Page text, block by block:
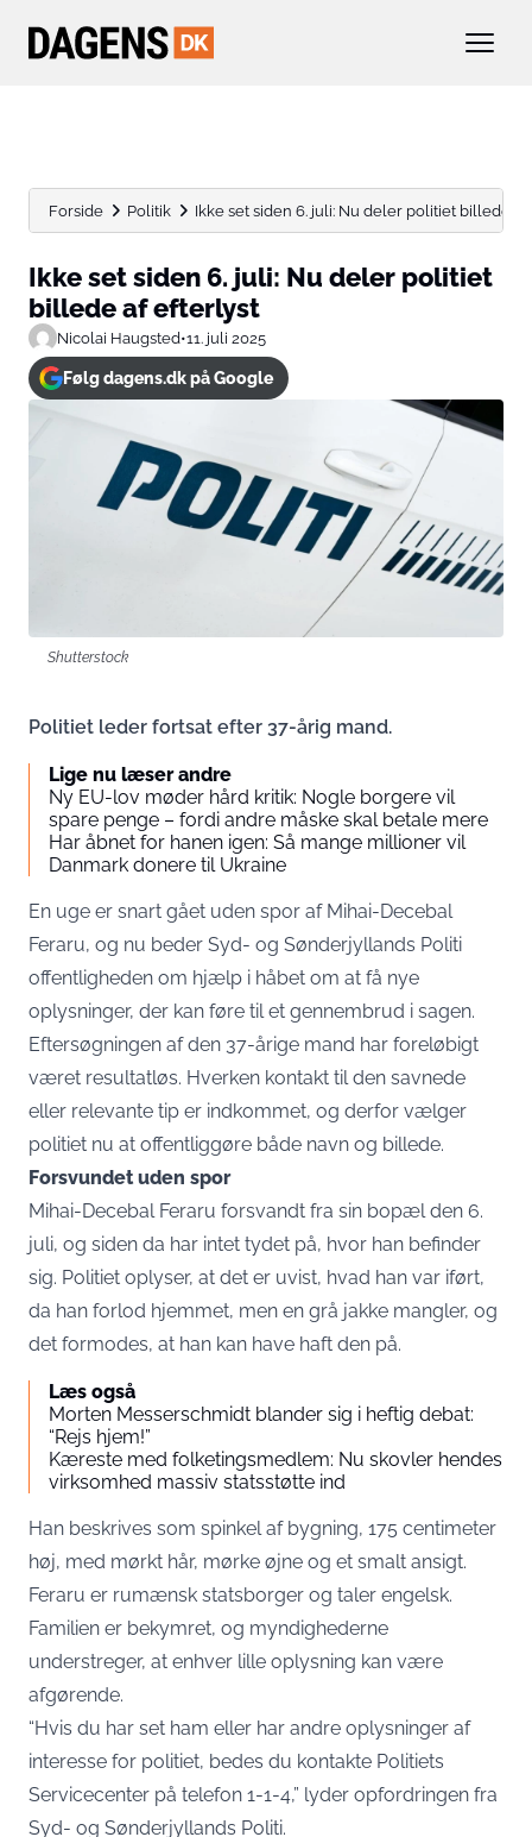
Forside Politik Ikke set siden 6. juli: Nu deler politiet billede
Ikke set siden 6. juli: Nu deler politiet
billede af efterlyst
Nicolai Haugsted•11. juli 2025
Følg dagens.dk på Google
Shutterstock
Politiet leder fortsat efter 37-årig mand.
Lige nu læser andre
Ny EU-lov møder hård kritik: Nogle borgere vil
spare penge – fordi andre måske skal betale mere
Har åbnet for hanen igen: Så mange millioner vil
Danmark donere til Ukraine
En uge er snart gået uden spor af Mihai-Decebal
Feraru, og nu beder Syd- og Sønderjyllands Politi
offentligheden om hjælp i håbet om at få nye
oplysninger, der kan føre til et gennembrud i sagen.
Eftersøgningen af den 37-årige mand har foreløbigt
været resultatløs. Hverken kontakt til den savnede
eller relevante tip er indkommet, og derfor vælger
politiet nu at offentliggøre både navn og billede.
Forsvundet uden spor
Mihai-Decebal Feraru forsvandt fra sin bopæl den 6.
juli, og siden da har intet tydet på, hvor han befinder
sig. Politiet oplyser, at det er uvist, hvad han var iført,
da han forlod hjemmet, men en grå jakke mangler, og
det formodes, at han kan have haft den på.
Læs også
Morten Messerschmidt blander sig i heftig debat:
“Rejs hjem!”
Kæreste med folketingsmedlem: Nu skovler hendes
virksomhed massiv statsstøtte ind
Han beskrives som spinkel af bygning, 175 centimeter
høj, med mørkt hår, mørke øjne og et smalt ansigt.
Feraru er rumænsk statsborger og taler engelsk.
Familien er bekymret, og myndighederne
understreger, at enhver lille oplysning kan være
afgørende.
“Hvis du har set ham eller har andre oplysninger af
interesse for politiet, bedes du kontakte Politiets
Servicecenter på telefon 1-1-4,” lyder opfordringen fra
Syd- og Sønderjyllands Politi.